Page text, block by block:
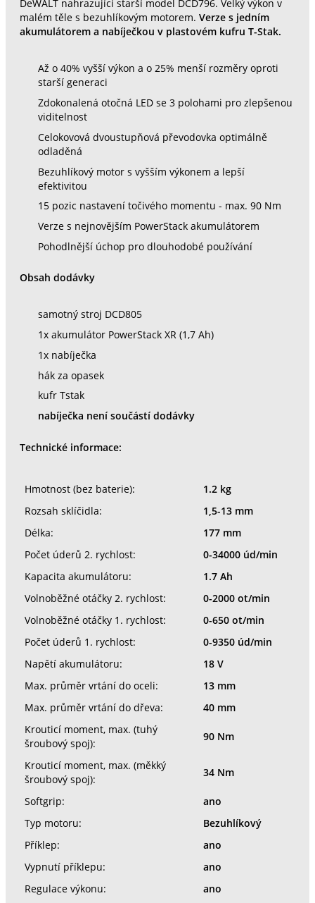
DeWALT nahrazující starší model DCD796. Velký výkon v
malém těle s bezuhlíkovým motorem. Verze s jedním
akumulátorem a nabíječkou v plastovém kufru T-Stak.
Až o 40% vyšší výkon a o 25% menší rozměry oproti
starší generaci
Zdokonalená otočná LED se 3 polohami pro zlepšenou
viditelnost
Celokovová dvoustupňová převodovka optimálně
odladěná
Bezuhlíkový motor s vyšším výkonem a lepší
efektivitou
15 pozic nastavení točivého momentu - max. 90 Nm
Verze s nejnovějším PowerStack akumulátorem
Pohodlnější úchop pro dlouhodobé používání
Obsah dodávky
samotný stroj DCD805
1x akumulátor PowerStack XR (1,7 Ah)
1x nabíječka
hák za opasek
kufr Tstak
nabíječka není součástí dodávky
Technické informace:
Hmotnost (bez baterie):
1.2 kg
Rozsah sklíčidla:
1,5-13 mm
Délka:
177 mm
Počet úderů 2. rychlost:
0-34000 úd/min
Kapacita akumulátoru:
1.7 Ah
Volnoběžné otáčky 2. rychlost:
0-2000 ot/min
Volnoběžné otáčky 1. rychlost:
0-650 ot/min
Počet úderů 1. rychlost:
0-9350 úd/min
Napětí akumulátoru:
18 V
Max. průměr vrtání do oceli:
13 mm
Max. průměr vrtání do dřeva:
40 mm
Krouticí moment, max. (tuhý
šroubový spoj):
90 Nm
Krouticí moment, max. (měkký
šroubový spoj):
34 Nm
Softgrip:
ano
Typ motoru:
Bezuhlíkový
Příklep:
ano
Vypnutí příklepu:
ano
Regulace výkonu:
ano